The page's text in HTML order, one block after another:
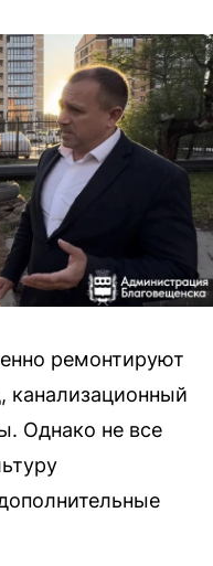
ремонтируют
канализационный
Однако не все